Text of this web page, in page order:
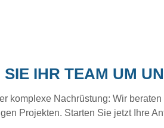
IHR TEAM UM
komplexe Nachrüstung: Wir
Projekten. Starten Sie jetzt Ihre